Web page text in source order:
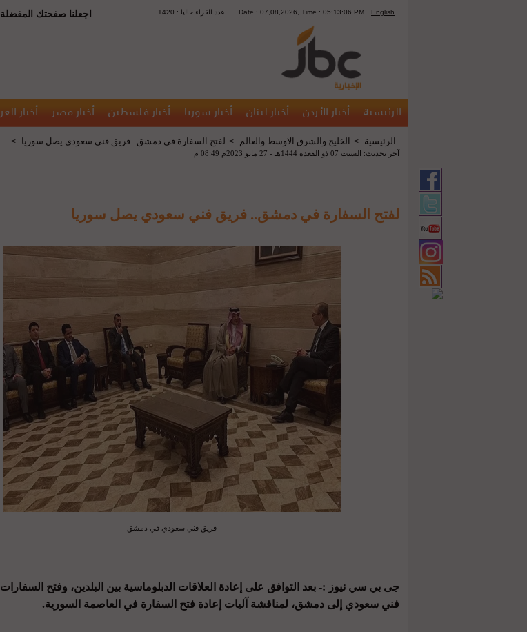
اجعلنا صفحتك المفضلة English
Date : 07,08,2026, Time : 05:13:06 PM 1420 : عدد القراء حاليا
الرئيسية أخبار الأردن أخبار لبنان أخبار سوريا أخبار فلسطين أخبار مصر أخبار
الرئيسية > الخليج والشرق الاوسط والعالم > لفتح السفارة في دمشق.. فريق فني سعودي يصل سوريا >
آخر تحديث: السبت 07 ذو القعدة 1444هـ - 27 مايو 2023م 08:49 م
لفتح السفارة في دمشق.. فريق فني سعودي يصل سوريا
فريق فني سعودي في دمشق
جى بي سي نيوز :- بعد التوافق على إعادة العلاقات الدبلوماسية بين البلدين، وفتح
فني سعودي إلى دمشق، لمناقشة آليات إعادة فتح السفارة في العاصمة السورية.